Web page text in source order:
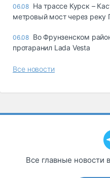
06.08 На трассе Курск –
метровый мост через реку
06.08 Во Фрунзенском
протаранил Lada Vesta
Все новости
Все главные новости